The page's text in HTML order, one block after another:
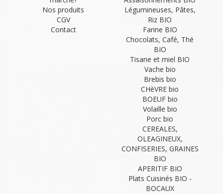
Nos produits
CGV
Contact
Légumineuses, Pâtes,
Riz BIO
Farine BIO
Chocolats, Café, Thé
BIO
Tisane et miel BIO
Vache bio
Brebis bio
CHèVRE bio
BOEUF bio
Volaille bio
Porc bio
CEREALES,
OLEAGINEUX,
CONFISERIES, GRAINES
BIO
APERITIF BIO
Plats Cuisinés BIO -
BOCAUX